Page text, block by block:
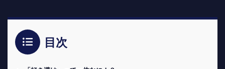
目次